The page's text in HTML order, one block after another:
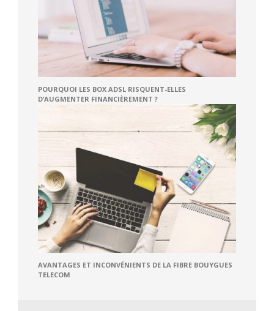
POURQUOI LES BOX ADSL RISQUENT-ELLES
D’AUGMENTER FINANCIÈREMENT ?
AVANTAGES ET INCONVÉNIENTS DE LA FIBRE BOUYGUES
TELECOM